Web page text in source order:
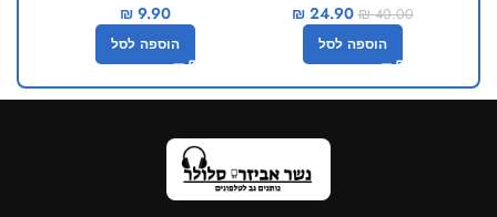
₪40.00
₪24.90
הוספה לסל
₪9.90
הוספה לסל